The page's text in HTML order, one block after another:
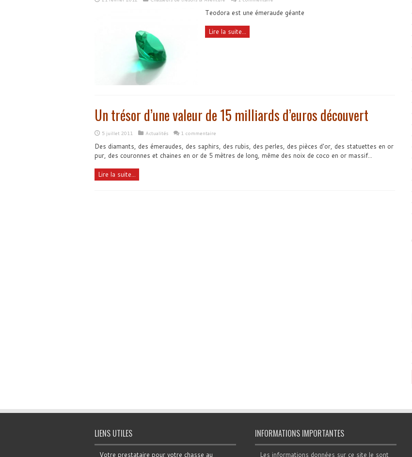
Teodora est une émeraude géante
Lire la suite...
Un trésor d’une valeur de 15 milliards d’euros découvert
5 juillet 2011 Actualités 1 commentaire
Des diamants, des émeraudes, des saphirs, des rubis, des perles, des pièces d'or, des statuettes en or
pur, des couronnes et chaines en or de 5 mètres de long, même des noix de coco en or massif...
Lire la suite...
LIENS UTILES
Votre prestataire pour votre chasse au
INFORMATIONS IMPORTANTES
Les informations données sur ce site le sont